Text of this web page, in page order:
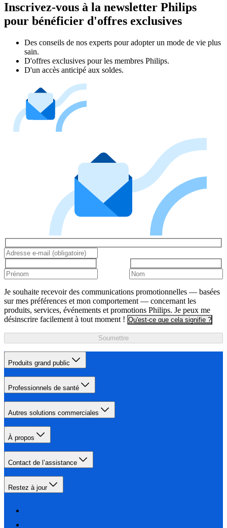
Inscrivez-vous à la newsletter Philips
pour bénéficier d'offres exclusives
Des conseils de nos experts pour adopter un mode de vie plus
sain.
D'offres exclusives pour les membres Philips.
D'un accès anticipé aux soldes.
Je souhaite recevoir des communications promotionnelles — basées
sur mes préférences et mon comportement — concernant les
produits, services, événements et promotions Philips. Je peux me
désinscrire facilement à tout moment ! Qu'est-ce que cela signifie ?
Soumettre
Produits grand public
Professionnels de santé
Autres solutions commerciales
À propos
Contact de l’assistance
Restez à jour